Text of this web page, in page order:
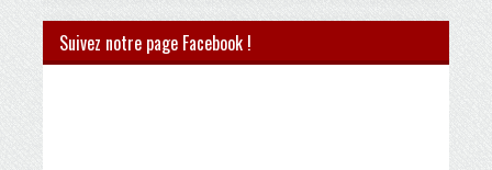
Suivez notre page Facebook !